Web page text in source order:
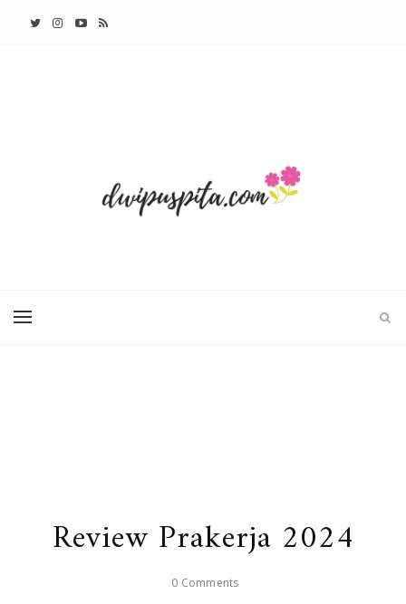
Review Prakerja 2024
0 Comments